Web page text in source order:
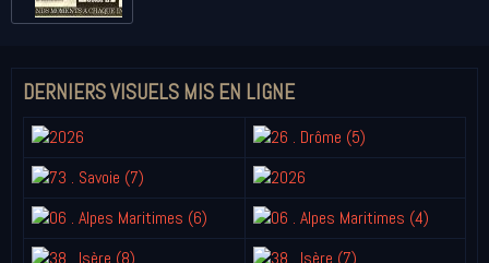
DERNIERS VISUELS MIS EN LIGNE